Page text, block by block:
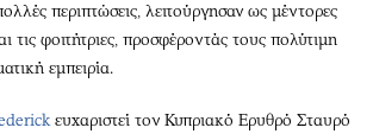
περιπτώσεις, λειτούργησαν ως μέντορες
τις φοιτήτριες, προσφέροντάς τους πολύτιμη
εμπειρία.
ευχαριστεί τον Κυπριακό Ερυθρό Σταυρό